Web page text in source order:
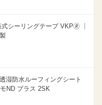
シーリングテープ VKP🄬 ｜
湿防水ルーフィングシート
ND プラス 2SK